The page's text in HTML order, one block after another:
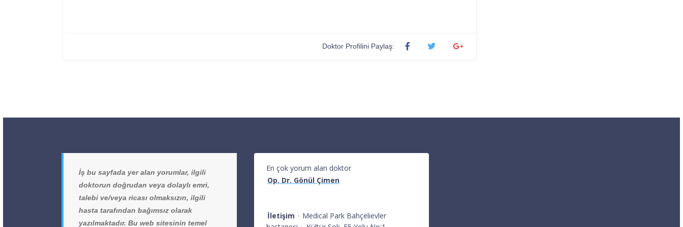
Doktor Profilini Paylaş:
İş bu sayfada yer alan yorumlar, ilgili
doktorun doğrudan veya dolaylı emri,
talebi ve/veya ricası olmaksızın, ilgili
hasta tarafından bağımsız olarak
yazılmaktadır. Bu web sitesinin temel
En çok yorum alan doktor
Op. Dr. Gönül Çimen
İletişim · Medical Park Bahçelievler